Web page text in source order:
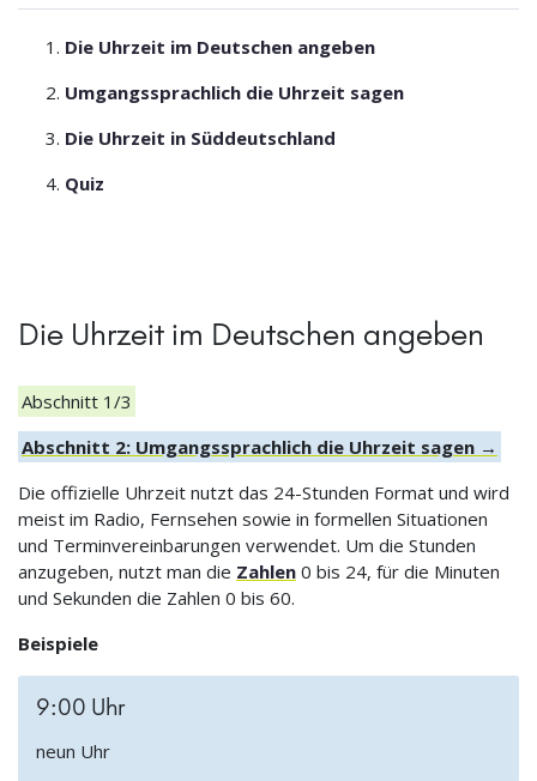
Die Uhrzeit im Deutschen angeben
Umgangssprachlich die Uhrzeit sagen
Die Uhrzeit in Süddeutschland
Quiz
Die Uhrzeit im Deutschen angeben
Abschnitt 1/3
Abschnitt 2: Umgangssprachlich die Uhrzeit sagen →
Die offizielle Uhrzeit nutzt das 24-Stunden Format und wird
meist im Radio, Fernsehen sowie in formellen Situationen
und Terminvereinbarungen verwendet. Um die Stunden
anzugeben, nutzt man die Zahlen 0 bis 24, für die Minuten
und Sekunden die Zahlen 0 bis 60.
Beispiele
9:00 Uhr
neun Uhr